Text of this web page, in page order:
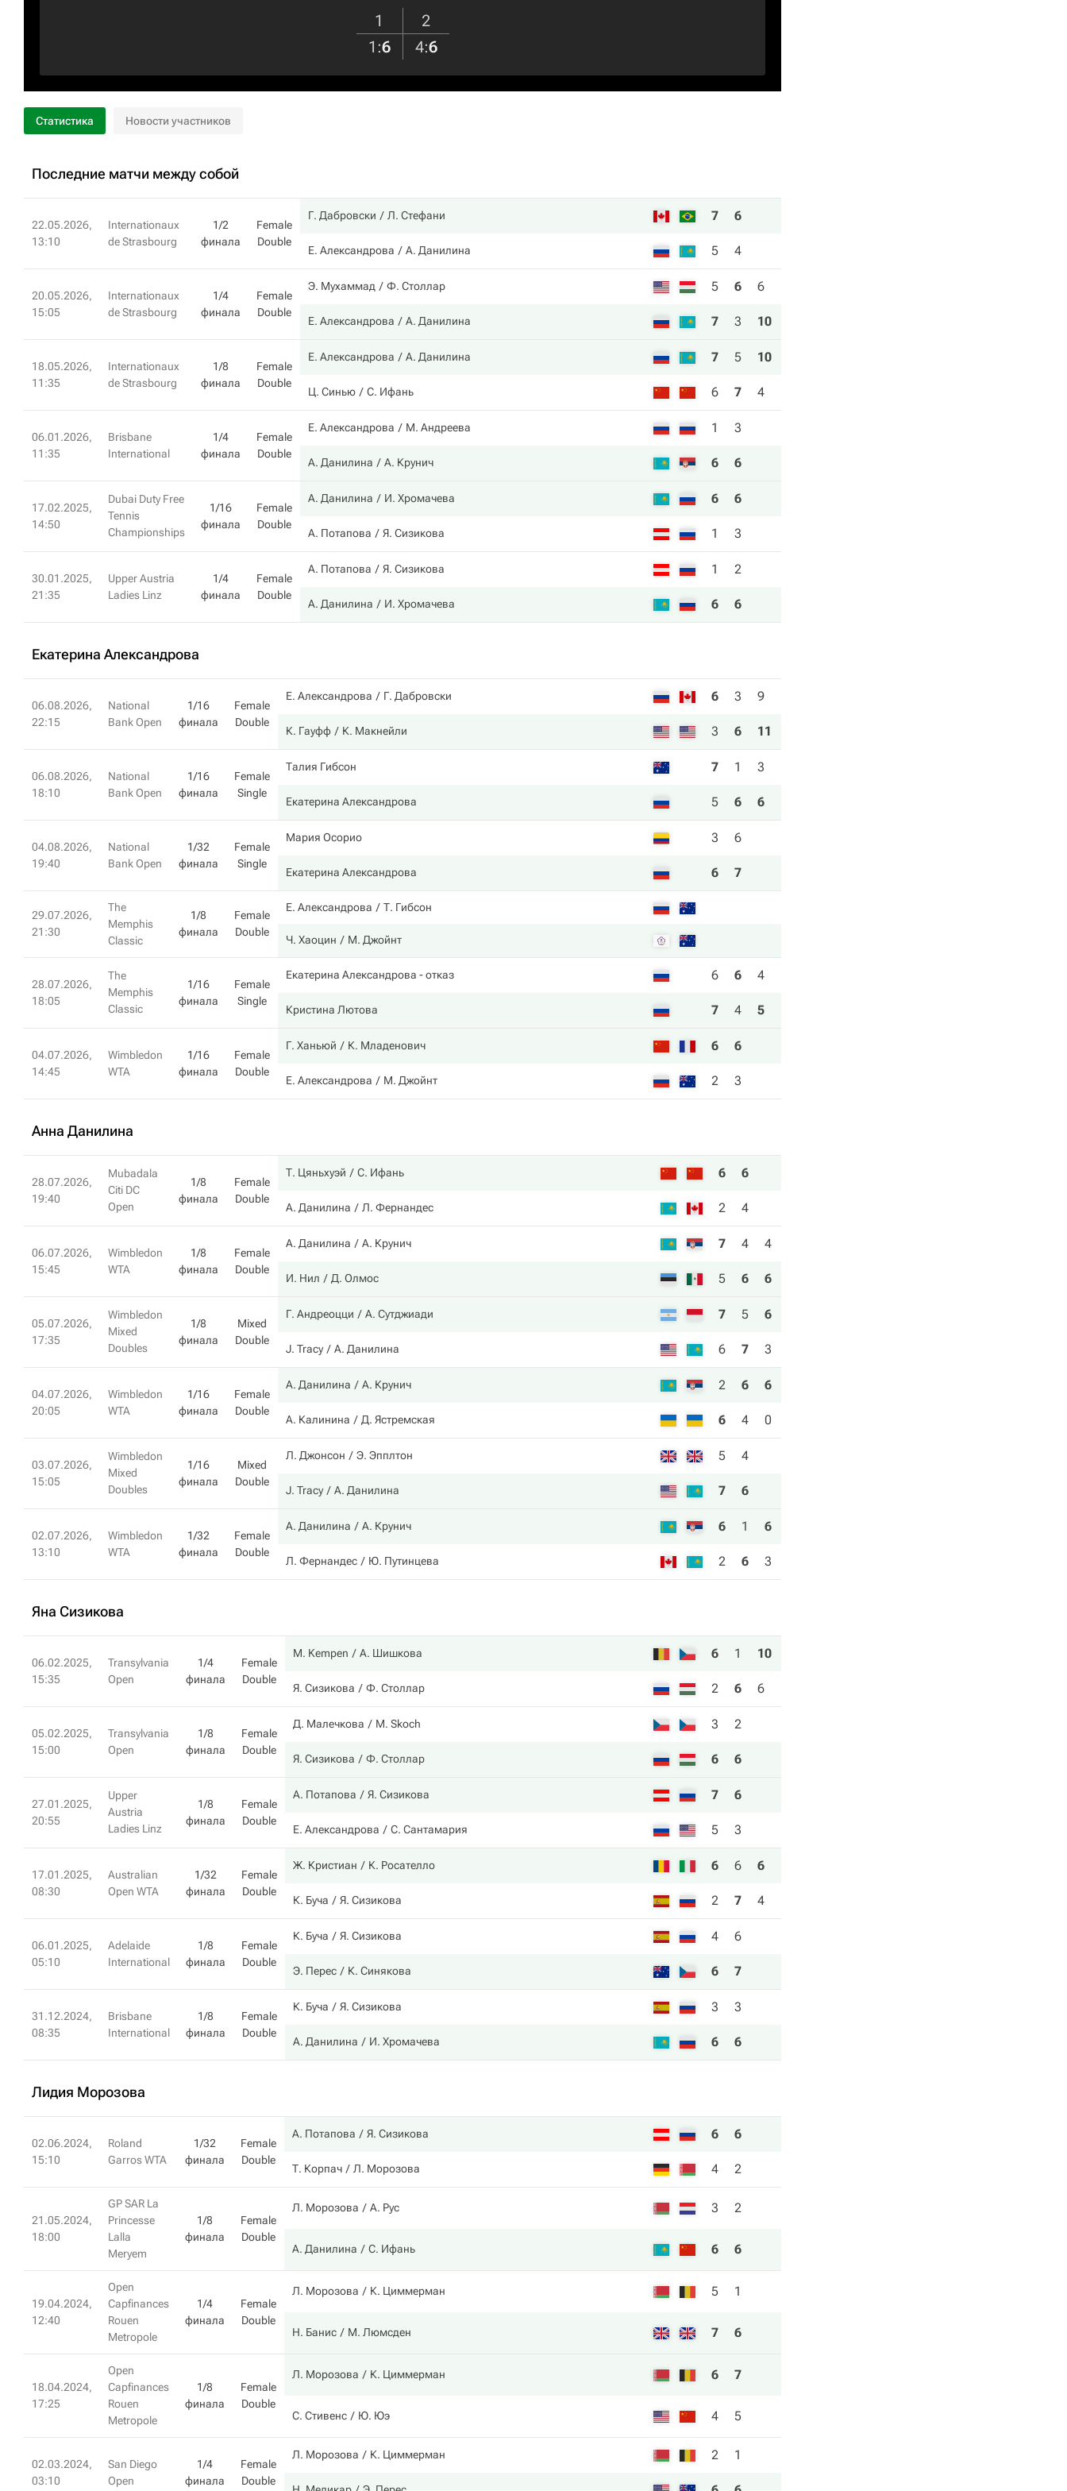
1
2
1 :6 4:6
Статистика Новости участников
Последние матчи между собой
22.05.2026,
13:10
Internationaux
de Strasbourg
1/2
финала
Female
Double
Г. Дабровски Л. Стефани 7 6
Е. Александрова А. Данилина 5 4
20.05.2026,
15:05
Internationaux
de Strasbourg
1/4
финала
Female
Double
Э. Мухаммад Ф. Столлар 5 6 6
Е. Александрова А. Данилина 7 3 10
18.05.2026,
11:35
Internationaux
de Strasbourg
1/8
финала
Female
Double
Е. Александрова А. Данилина 7 5 10
Ц. Синью С. Ифань 6 7 4
06.01.2026,
11:35
Brisbane
International
1/4
финала
Female
Double
Е. Александрова М. Андреева 1 3
А. Данилина А. Крунич 6 6
17.02.2025,
14:50
Dubai Duty Free
Tennis
Championships
1/16
финала
Female
Double
А. Данилина И. Хромачева 6 6
А. Потапова Я. Сизикова 1 3
30.01.2025,
21:35
Upper Austria
Ladies Linz
1/4
финала
Female
Double
А. Потапова Я. Сизикова 1 2
А. Данилина И. Хромачева 6 6
Екатерина Александрова
06.08.2026,
22:15
National
Bank Open
1/16
финала
Female
Double
Е. Александрова Г. Дабровски 6 3 9
К. Гауфф К. Макнейли 3 6 11
06.08.2026,
18:10
National
Bank Open
1/16
финала
Female
Single
Талия Гибсон 7 1 3
Екатерина Александрова 5 6 6
04.08.2026,
19:40
National
Bank Open
1/32
финала
Female
Single
Мария Осорио 3 6
Екатерина Александрова 6 7
29.07.2026,
21:30
The
Memphis
Classic
1/8
финала
Female
Double
Е. Александрова Т. Гибсон
Ч. Хаоцин М. Джойнт
28.07.2026,
18:05
The
Memphis
Classic
1/16
финала
Female
Single
Екатерина Александрова - отказ 6 6 4
Кристина Лютова 7 4 5
04.07.2026,
14:45
Wimbledon
WTA
1/16
финала
Female
Double
Г. Ханьюй К. Младенович 6 6
Е. Александрова М. Джойнт 2 3
Анна Данилина
28.07.2026,
19:40
Mubadala
Citi DC
Open
1/8
финала
Female
Double
Т. Цяньхуэй С. Ифань 6 6
А. Данилина Л. Фернандес 2 4
06.07.2026,
15:45
Wimbledon
WTA
1/8
финала
Female
Double
А. Данилина А. Крунич 7 4 4
И. Нил Д. Олмос 5 6 6
05.07.2026,
17:35
Wimbledon
Mixed
Doubles
1/8
финала
Mixed
Double
Г. Андреоцци А. Сутджиади 7 5 6
J. Tracy А. Данилина 6 7 3
04.07.2026,
20:05
Wimbledon
WTA
1/16
финала
Female
Double
А. Данилина А. Крунич 2 6 6
А. Калинина Д. Ястремская 6 4 0
03.07.2026,
15:05
Wimbledon
Mixed
Doubles
1/16
финала
Mixed
Double
Л. Джонсон Э. Эпплтон 5 4
J. Tracy А. Данилина 7 6
02.07.2026,
13:10
Wimbledon
WTA
1/32
финала
Female
Double
А. Данилина А. Крунич 6 1 6
Л. Фернандес Ю. Путинцева 2 6 3
Яна Сизикова
06.02.2025,
15:35
Transylvania
Open
1/4
финала
Female
Double
M. Kempen А. Шишкова 6 1 10
Я. Сизикова Ф. Столлар 2 6 6
05.02.2025,
15:00
Transylvania
Open
1/8
финала
Female
Double
Д. Малечкова M. Skoch 3 2
Я. Сизикова Ф. Столлар 6 6
27.01.2025,
20:55
Upper
Austria
Ladies Linz
1/8
финала
Female
Double
А. Потапова Я. Сизикова 7 6
Е. Александрова С. Сантамария 5 3
17.01.2025,
08:30
Australian
Open WTA
1/32
финала
Female
Double
Ж. Кристиан К. Росателло 6 6 6
К. Буча Я. Сизикова 2 7 4
06.01.2025,
05:10
Adelaide
International
1/8
финала
Female
Double
К. Буча Я. Сизикова 4 6
Э. Перес К. Синякова 6 7
31.12.2024,
08:35
Brisbane
International
1/8
финала
Female
Double
К. Буча Я. Сизикова 3 3
А. Данилина И. Хромачева 6 6
Лидия Морозова
02.06.2024,
15:10
Roland
Garros WTA
1/32
финала
Female
Double
А. Потапова Я. Сизикова 6 6
Т. Корпач Л. Морозова 4 2
21.05.2024,
18:00
GP SAR La
Princesse
Lalla
Meryem
1/8
финала
Female
Double
Л. Морозова А. Рус 3 2
А. Данилина С. Ифань 6 6
19.04.2024,
12:40
Open
Capfinances
Rouen
Metropole
1/4
финала
Female
Double
Л. Морозова К. Циммерман 5 1
Н. Банис М. Люмсден 7 6
18.04.2024,
17:25
Open
Capfinances
Rouen
Metropole
1/8
финала
Female
Double
Л. Морозова К. Циммерман 6 7
С. Стивенс Ю. Юэ 4 5
02.03.2024,
03:10
San Diego
Open
1/4
финала
Female
Double
Л. Морозова К. Циммерман 2 1